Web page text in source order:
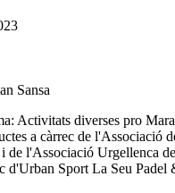
Sansa
Activitats diverses pro
a càrrec de l'Associació
l'Associació Urgellenca
d'Urban Sport La Seu Padel